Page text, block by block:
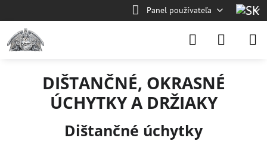
Panel používateľa
DIŠTANČNÉ, OKRASNÉ
ÚCHYTKY A DRŽIAKY
Dištančné úchytky